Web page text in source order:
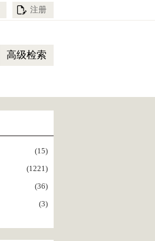
注册
高级检索
(15)
(1221)
(36)
(3)